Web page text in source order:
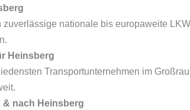
nationale bis europaweite
Heinsberg
Transportunternehmen im
& nach Heinsberg